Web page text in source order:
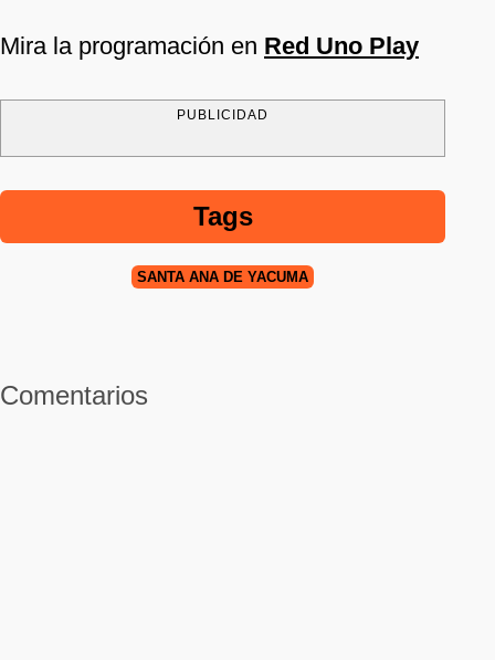
Mira la programación en Red Uno Play
PUBLICIDAD
Tags
SANTA ANA DE YACUMA
Comentarios